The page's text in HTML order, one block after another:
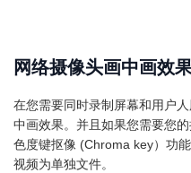
网络摄像头画中画效
在您需要同时录制屏幕和用户
中画效果。并且如果您需要您
色度键抠像 (Chroma key）功
视频为单独文件。